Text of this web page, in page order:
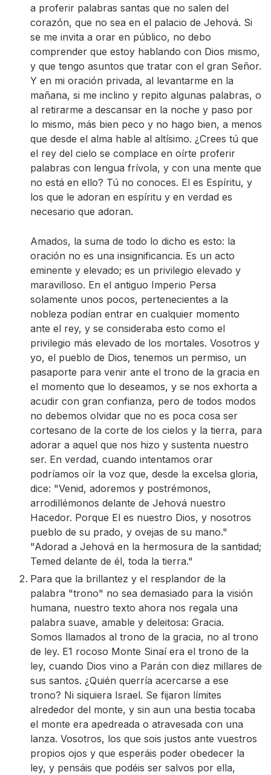
a proferir palabras santas que no salen del
corazón, que no sea en el palacio de Jehová. Si
se me invita a orar en público, no debo
comprender que estoy hablando con Dios mismo,
y que tengo asuntos que tratar con el gran Señor.
Y en mi oración privada, al levantarme en la
mañana, si me inclino y repito algunas palabras, o
al retirarme a descansar en la noche y paso por
lo mismo, más bien peco y no hago bien, a menos
que desde el alma hable al altísimo. ¿Crees tú que
el rey del cielo se complace en oírte proferir
palabras con lengua frívola, y con una mente que
no está en ello? Tú no conoces. El es Espíritu, y
los que le adoran en espíritu y en verdad es
necesario que adoran.
Amados, la suma de todo lo dicho es esto: la
oración no es una insignificancia. Es un acto
eminente y elevado; es un privilegio elevado y
maravilloso. En el antiguo Imperio Persa
solamente unos pocos, pertenecientes a la
nobleza podían entrar en cualquier momento
ante el rey, y se consideraba esto como el
privilegio más elevado de los mortales. Vosotros y
yo, el pueblo de Dios, tenemos un permiso, un
pasaporte para venir ante el trono de la gracia en
el momento que lo deseamos, y se nos exhorta a
acudir con gran confianza, pero de todos modos
no debemos olvidar que no es poca cosa ser
cortesano de la corte de los cielos y la tierra, para
adorar a aquel que nos hizo y sustenta nuestro
ser. En verdad, cuando intentamos orar
podríamos oír la voz que, desde la excelsa gloria,
dice: "Venid, adoremos y postrémonos,
arrodillémonos delante de Jehová nuestro
Hacedor. Porque El es nuestro Dios, y nosotros
pueblo de su prado, y ovejas de su mano."
"Adorad a Jehová en la hermosura de la santidad;
Temed delante de él, toda la tierra."
Para que la brillantez y el resplandor de la
palabra "trono" no sea demasiado para la visión
humana, nuestro texto ahora nos regala una
palabra suave, amable y deleitosa: Gracia.
Somos llamados al trono de la gracia, no al trono
de ley. E1 rocoso Monte Sinaí era el trono de la
ley, cuando Dios vino a Parán con diez millares de
sus santos. ¿Quién querría acercarse a ese
trono? Ni siquiera Israel. Se fijaron límites
alrededor del monte, y sin aun una bestia tocaba
el monte era apedreada o atravesada con una
lanza. Vosotros, los que sois justos ante vuestros
propios ojos y que esperáis poder obedecer la
ley, y pensáis que podéis ser salvos por ella,